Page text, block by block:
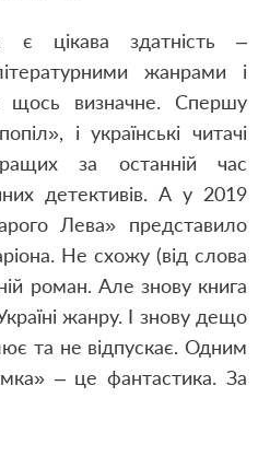
є цікава здатність –
жанрами і
визначне. Спершу
і українські читачі
за останній час
детективів. А у 2019
Лева» представило
Не схожу (від слова
роман. Але знову книга
жанру. І знову дещо
та не відпускає. Одним
– це фантастика. За